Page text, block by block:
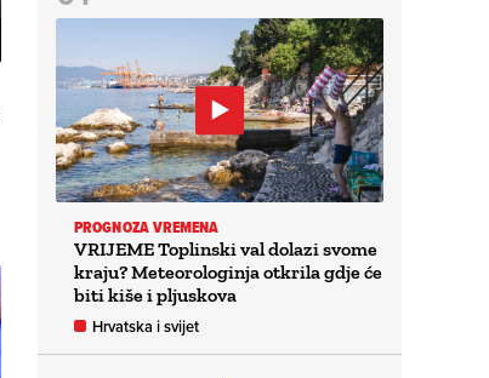
PROGNOZA VREMENA
VRIJEME Toplinski val dolazi svome
kraju? Meteorologinja otkrila gdje će
biti kiše i pljuskova
Hrvatska i svijet